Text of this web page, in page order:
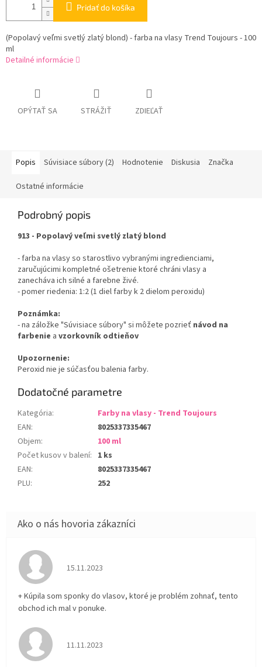
Pridať do košíka
(Popolavý veľmi svetlý zlatý blond) - farba na vlasy Trend Toujours - 100
ml
Detailné informácie
OPÝTAŤ SA STRÁŽIŤ ZDIEĽAŤ
Popis Súvisiace súbory (2) Hodnotenie Diskusia Značka
Ostatné informácie
Podrobný popis
913 - Popolavý veľmi svetlý zlatý blond
- farba na vlasy so starostlivo vybranými ingredienciami,
zaručujúcimi kompletné ošetrenie ktoré chráni vlasy a
zanecháva ich silné a farebne živé.
- pomer riedenia: 1:2 (1 diel farby k 2 dielom peroxidu)
Poznámka:
- na záložke "Súvisiace súbory" si môžete pozrieť návod na
farbenie a vzorkovník odtieňov
Upozornenie:
Peroxid nie je súčasťou balenia farby.
Dodatočné parametre
Kategória:
Farby na vlasy - Trend Toujours
EAN:
8025337335467
Objem:
100 ml
Počet kusov v balení: 1 ks
EAN:
8025337335467
PLU: 252
Hodnotenie obchodu je 5 z 5 hviezdičiek.
15.11.2023
+ Kúpila som sponky do vlasov, ktoré je problém zohnať, tento
obchod ich mal v ponuke.
Hodnotenie obchodu je 5 z 5 hviezdičiek.
11.11.2023